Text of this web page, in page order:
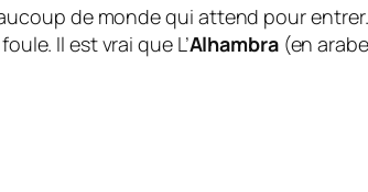
de monde qui attend pour
Il est vrai que L’Alhambra(en